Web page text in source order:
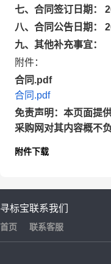
七、合同签订日期：
八、合同公告日期：
九、其他补充事宜：
附件：
合同.pdf
合同.pdf
免责声明：本页面提
采购网对其内容概不
附件下载
寻标宝
首页
联系我们
联系客服